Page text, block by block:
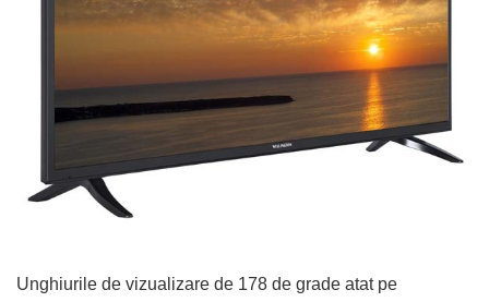
Unghiurile de vizualizare de 178 de grade atat pe